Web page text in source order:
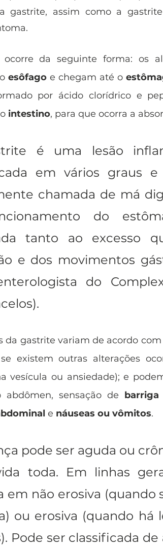
gastrite, assim como a
ocorre da seguinte forma: os
esôfago e chegam até o
por ácido clorídrico e
intestino, para que ocorra a
é uma lesão
em vários graus
chamada de má
do
tanto ao excesso
e dos movimentos
do
da gastrite variam de acordo
existem outras alterações
vesícula ou ansiedade); e
abdômen, sensação de barriga
e náuseas ou vômitos.
pode ser aguda ou
toda. Em linhas
em não erosiva (quando
ou erosiva (quando há
Pode ser classificada